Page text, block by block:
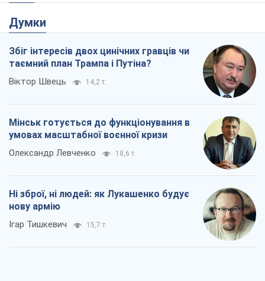
Думки
Збіг інтересів двох цинічних гравців чи
таємний план Трампа і Путіна?
Віктор Швець 14,2 т.
Мінськ готується до функціонування в
умовах масштабної воєнної кризи
Олександр Левченко 18,6 т.
Ні зброї, ні людей: як Лукашенко будує
нову армію
Ігар Тишкевич 15,7 т.